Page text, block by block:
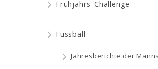
Frühjahrs-Challenge
Fussball
Jahresberichte der